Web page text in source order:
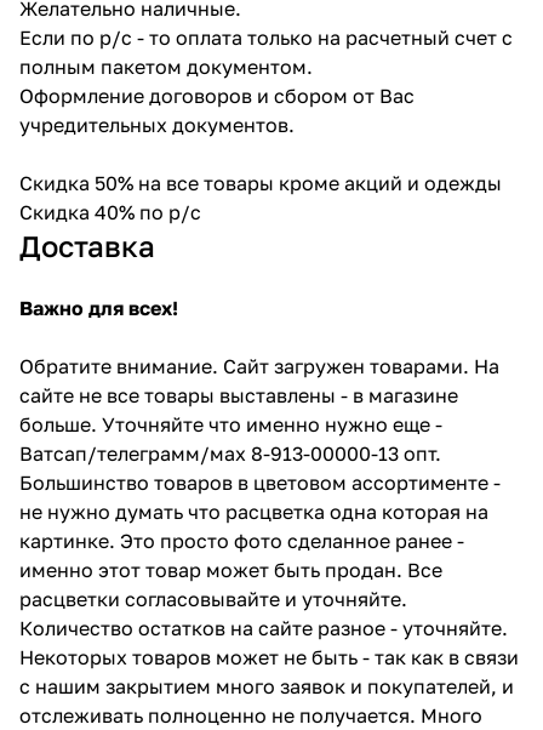
Желательно наличные.
Если по р/с - то оплата только на расчетный счет с
полным пакетом документом.
Оформление договоров и сбором от Вас
учредительных документов.
Скидка 50% на все товары кроме акций и одежды
Скидка 40% по р/с
Доставка
Важно для всех!
Обратите внимание. Сайт загружен товарами. На
сайте не все товары выставлены - в магазине
больше. Уточняйте что именно нужно еще -
Ватсап/телеграмм/мах 8-913-00000-13 опт.
Большинство товаров в цветовом ассортименте -
не нужно думать что расцветка одна которая на
картинке. Это просто фото сделанное ранее -
именно этот товар может быть продан. Все
расцветки согласовывайте и уточняйте.
Количество остатков на сайте разное - уточняйте.
Некоторых товаров может не быть - так как в связи
с нашим закрытием много заявок и покупателей, и
отслеживать полноценно не получается. Много